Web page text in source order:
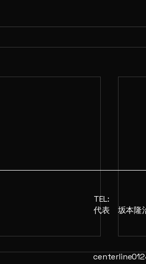
TEL:
代表 坂本隆